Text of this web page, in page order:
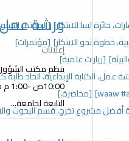
جائزة ليبيا للابتكار][المؤتمر
خطوة نحو الابتكار] [مؤتمرات]
[زيارات علمية]
عمل، الكتابة الإبداعية، اتحاد طلبة
[محاضرة،]
أفضل مشروع تخرج، قسم البحوث
ورشة عمل
إعلانات
التابعة لجامعة...